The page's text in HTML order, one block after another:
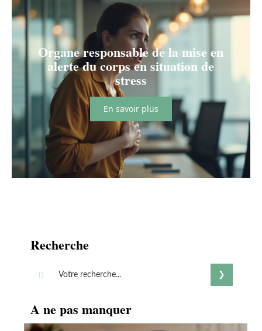
Organe responsable de la mise en
alerte du corps en situation de
stress
En savoir plus
Recherche
A ne pas manquer